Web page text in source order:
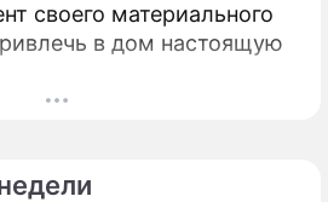
своего материального
в дом настоящую